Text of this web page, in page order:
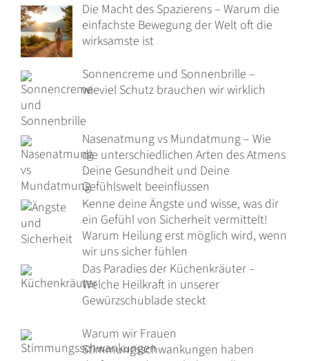
Die Macht des Spazierens – Warum die
einfachste Bewegung der Welt oft die
wirksamste ist
Sonnencreme und Sonnenbrille –
wieviel Schutz brauchen wir wirklich
Nasenatmung vs Mundatmung – Wie
die unterschiedlichen Arten des Atmens
Deine Gesundheit und Deine
Gefühlswelt beeinflussen
Kenne deine Ängste und wisse, was dir
ein Gefühl von Sicherheit vermittelt!
Warum Heilung erst möglich wird, wenn
wir uns sicher fühlen
Das Paradies der Küchenkräuter –
Welche Heilkraft in unserer
Gewürzschublade steckt
Warum wir Frauen
Stimmungsschwankungen haben